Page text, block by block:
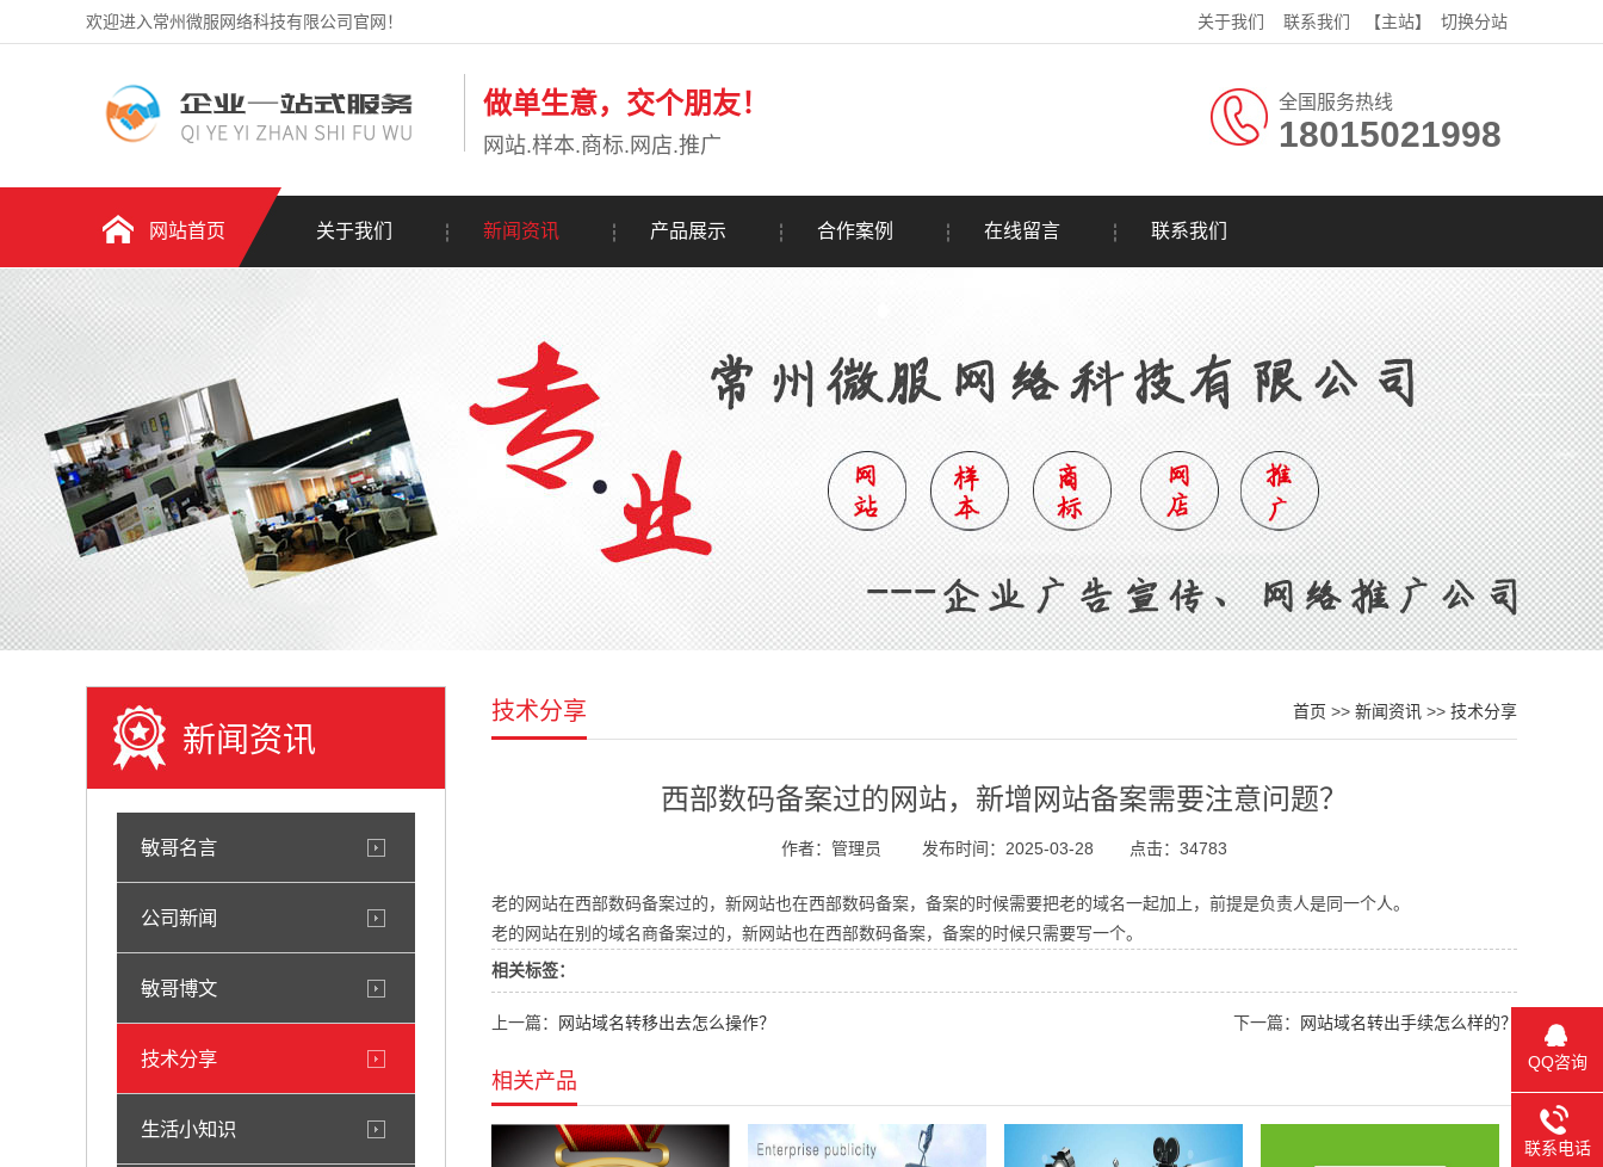
欢迎进入常州微服网络科技有限公司官网！ 关于我们 联系我们 【主站】 切换分站
做单生意，交个朋友！
网站.样本.商标.网店.推广
全国服务热线
18015021998
网站首页 关于我们 新闻资讯 产品展示 合作案例 在线留言 联系我们
新闻资讯
敏哥名言
公司新闻
敏哥博文
技术分享
生活小知识
技术分享 首页 >> 新闻资讯 >> 技术分享
西部数码备案过的网站，新增网站备案需要注意问题？
作者：管理员 发布时间：2025-03-28 点击：34783
老的网站在西部数码备案过的，新网站也在西部数码备案，备案的时候需要把老的域名一起加上，前提是负责人是同一个人。
老的网站在别的域名商备案过的，新网站也在西部数码备案，备案的时候只需要写一个。
相关标签：
上一篇： 网站域名转移出去怎么操作？ 下一篇： 网站域名转出手续怎么样的？
相关产品
QQ咨询
联系电话